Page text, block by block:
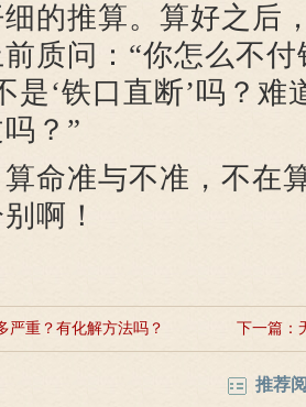
的推算。算好之后
质问：“你怎么不
是‘铁口直断’吗？
？”
准与不准，不在
啊！
严重？有化解方法吗？ 下一篇：
推荐